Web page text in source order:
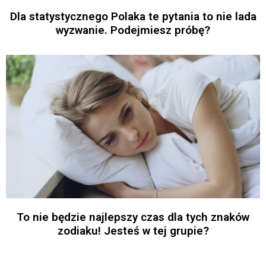
Dla statystycznego Polaka te pytania to nie lada
wyzwanie. Podejmiesz próbę?
To nie będzie najlepszy czas dla tych znaków
zodiaku! Jesteś w tej grupie?